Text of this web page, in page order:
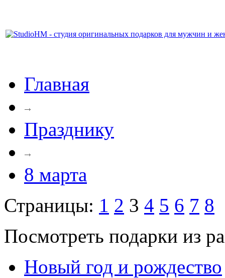
Главная
Празднику
8 марта
Страницы: 1 2 3 4 5 6 7 8
Посмотреть подарки из
Новый год и рождество